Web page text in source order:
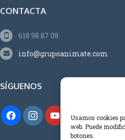
Usamos cookies
web. Puede
botones.
CONTACTA
618 98 87 08
info@grupoanimate.com
SÍGUENOS